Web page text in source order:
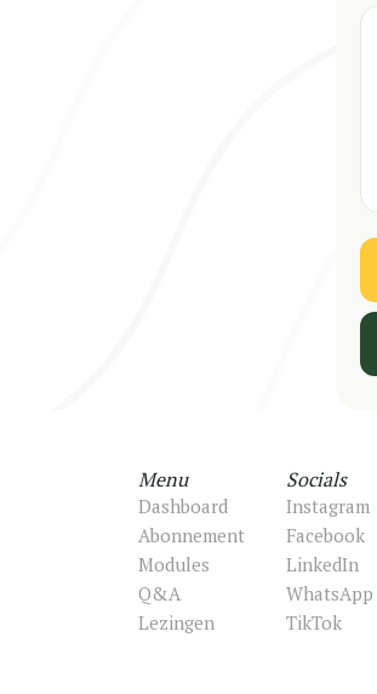
Menu
Dashboard
Abonnement
Modules
Q&A
Lezingen
Socials
Instagram
Facebook
LinkedIn
WhatsApp
TikTok